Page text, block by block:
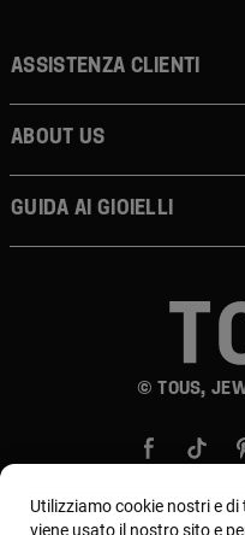
© TOUS,
Assistenza clienti
About us
Guida ai gioielli
Utilizziamo cookie nostri e
viene usato il nostro sito e